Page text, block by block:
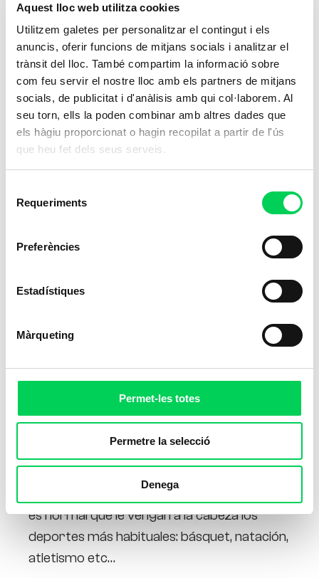
Aquest lloc web utilitza cookies
Utilitzem galetes per personalitzar el contingut i els
anuncis, oferir funcions de mitjans socials i analitzar el
trànsit del lloc. També compartim la informació sobre
com feu servir el nostre lloc amb els partners de mitjans
socials, de publicitat i d'anàlisis amb qui col·laborem. Al
seu torn, ells la poden combinar amb altres dades que
els hàgiu proporcionat o hagin recopilat a partir de l'ús
que heu fet dels seus serveis.
Requeriments
Preferències
Estadístiques
Màrqueting
Permet-les totes
Permetre la selecció
Denega
Cuando uno piensa enJuegos Olímpicos
es normal que le vengan a la cabeza los
deportes más habituales: básquet, natación,
atletismo etc…